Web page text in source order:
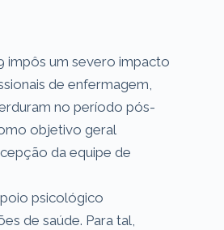
impôs um severo impacto
no período pós-
objetivo geral
da equipe de
psicológico
de saúde. Para tal,